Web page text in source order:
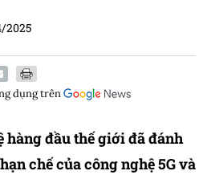
2025
dụngtrên
hàng đầu thế giới đã đánh
chế của công nghệ 5G và